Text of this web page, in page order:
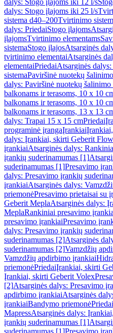
dalys: Stogo įlajoms iki 12 l/s
dalys: Stogo įlajoms iki 25 l/s
sistema d40–200Tvirtinimo
dalys: PriedaiStogo įlajoms
įlajomsTvirtinimo elementams
sistemaStogo įlajosAtsarginės
tvirtinimo elementaiAtsarginės
elementaiPriedaiAtsarginės
sistemaPaviršinė nuotekų
dalys: Paviršinė nuotekų
balkonams ir terasoms, 10 x 10
balkonams ir terasoms, 10 x 10
balkonams ir terasoms, 13 x 13
dalys: Trapai 15 x 15 cmPriedai
programinė įrangaĮrankiai
dalys: Įrankiai, skirti Geberit
įrankiaiAtsarginės dalys:
įrankių suderinamumas [1]
suderinamumas [1]Presavimo
dalys: Presavimo įrankių
įrankiaiAtsarginės dalys:
priemonėPresavimo prietaisai su
Geberit MeplaAtsarginės dalys:
MeplaRankiniai presavimo
presavimo įrankiaiPresavimo
dalys: Presavimo įrankių
suderinamumas [2]Atsarginės
suderinamumas [2]Vamzdžių
Vamzdžių apdirbimo įrankiai
priemonėPriedaiĮrankiai, skirti
Įrankiai, skirti Geberit Volex
[2]Atsarginės dalys: Presavimo
apdirbimo įrankiaiAtsarginės
įrankiaiBandymo priemonėPriedai
MapressAtsarginės dalys:
įrankių suderinamumas [1]
suderinamumas [1]Presavimo